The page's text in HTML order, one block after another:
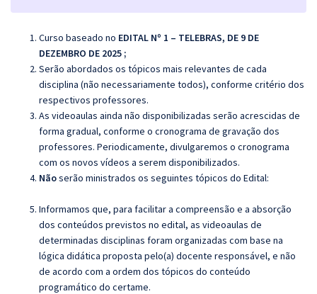
Curso baseado no EDITAL Nº 1 – TELEBRAS, DE 9 DE
DEZEMBRO DE 2025 ;
Serão abordados os tópicos mais relevantes de cada
disciplina (não necessariamente todos), conforme critério dos
respectivos professores.
As videoaulas ainda não disponibilizadas serão acrescidas de
forma gradual, conforme o cronograma de gravação dos
professores. Periodicamente, divulgaremos o cronograma
com os novos vídeos a serem disponibilizados.
Nãoserão ministrados os seguintes tópicos do Edital:
Informamos que, para facilitar a compreensão e a absorção
dos conteúdos previstos no edital, as videoaulas de
determinadas disciplinas foram organizadas com base na
lógica didática proposta pelo(a) docente responsável, e não
de acordo com a ordem dos tópicos do conteúdo
programático do certame.